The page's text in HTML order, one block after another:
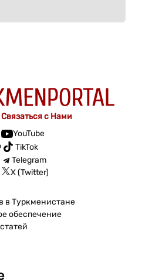
Связаться с Нами
YouTube
TikTok
Telegram
X (Twitter)
в Туркменистане
обеспечение